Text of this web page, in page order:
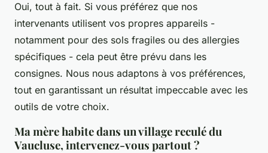
Oui, tout à fait. Si vous préférez que nos
intervenants utilisent vos propres appareils -
notamment pour des sols fragiles ou des allergies
spécifiques - cela peut être prévu dans les
consignes. Nous nous adaptons à vos préférences,
tout en garantissant un résultat impeccable avec les
outils de votre choix.
Ma mère habite dans un village reculé du
Vaucluse, intervenez-vous partout ?